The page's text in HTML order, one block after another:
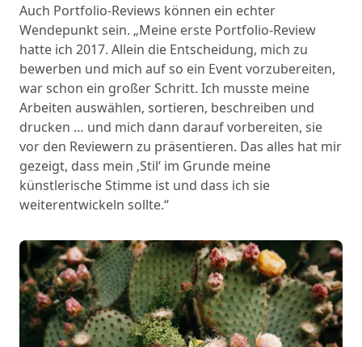
Auch Portfolio-Reviews können ein echter
Wendepunkt sein. „Meine erste Portfolio-Review
hatte ich 2017. Allein die Entscheidung, mich zu
bewerben und mich auf so ein Event vorzubereiten,
war schon ein großer Schritt. Ich musste meine
Arbeiten auswählen, sortieren, beschreiben und
drucken … und mich dann darauf vorbereiten, sie
vor den Reviewern zu präsentieren. Das alles hat mir
gezeigt, dass mein ‚Stil‘ im Grunde meine
künstlerische Stimme ist und dass ich sie
weiterentwickeln sollte.“